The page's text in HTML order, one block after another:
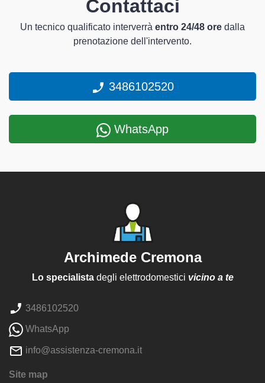
Contattaci
Un tecnico qualificato interverrà entro 24/48 ore dalla
prenotazione dell'intervento.
3486102520
WhatsApp
Archimede Cremona
Lo specialistadegli elettrodomestici vicino a te
3486102520
WhatsApp
info@assistenza-cremona.it
Site map